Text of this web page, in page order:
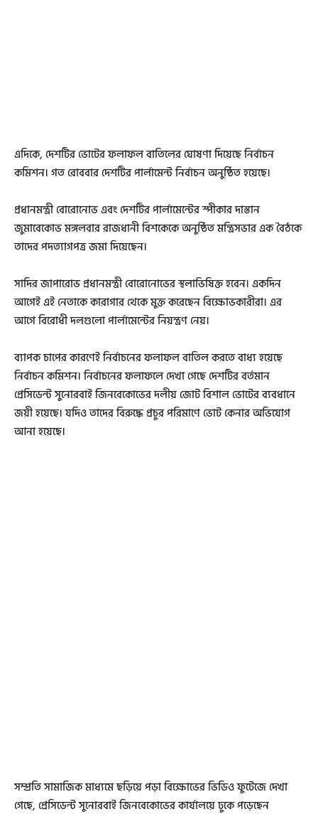
এদিকে, দেশটির ভোটের ফলাফল বাতিলের ঘোষণা দিয়েছে নির্বাচন
কমিশন। গত রোববার দেশটির পার্লামেন্ট নির্বাচন অনুষ্ঠিত হয়েছে।
প্রধানমন্ত্রী বোরোনোভ এবং দেশটির পার্লামেন্টের স্পীকার দাস্তান
জুমাবেকোভ মঙ্গলবার রাজধানী বিশকেকে অনুষ্ঠিত মন্ত্রিসভার এক বৈঠকে
তাদের পদত্যাগপত্র জমা দিয়েছেন।
সাদির জাপারোভ প্রধানমন্ত্রী বোরোনোভের স্থলাভিষিক্ত হবেন। একদিন
আগেই এই নেতাকে কারাগার থেকে মুক্ত করেছেন বিক্ষোভকারীরা। এর
আগে বিরোধী দলগুলো পার্লামেন্টের নিয়ন্ত্রণ নেয়।
ব্যাপক চাপের কারণেই নির্বাচনের ফলাফল বাতিল করতে বাধ্য হয়েছে
নির্বাচন কমিশন। নির্বাচনের ফলাফলে দেখা গেছে দেশটির বর্তমান
প্রেসিডেন্ট সুনোরবাই জিনবেকোভের দলীয় জোট বিশাল ভোটের ব্যবধানে
জয়ী হয়েছে। যদিও তাদের বিরুদ্ধে প্রচুর পরিমাণে ভোট কেনার অভিযোগ
আনা হয়েছে।
সম্প্রতি সামাজিক মাধ্যমে ছড়িয়ে পড়া বিক্ষোভের ভিডিও ফুটেজে দেখা
গেছে, প্রেসিডেন্ট সুনোরবাই জিনবেকোভের কার্যালয়ে ঢুকে পড়েছেন